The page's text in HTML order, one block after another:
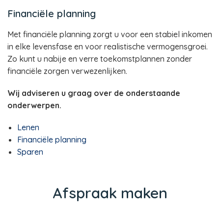
Financiële planning
Met financiële planning zorgt u voor een stabiel inkomen
in elke levensfase en voor realistische vermogensgroei.
Zo kunt u nabije en verre toekomstplannen zonder
financiële zorgen verwezenlijken.
Wij adviseren u graag over de onderstaande
onderwerpen.
Lenen
Financiële planning
Sparen
Afspraak maken